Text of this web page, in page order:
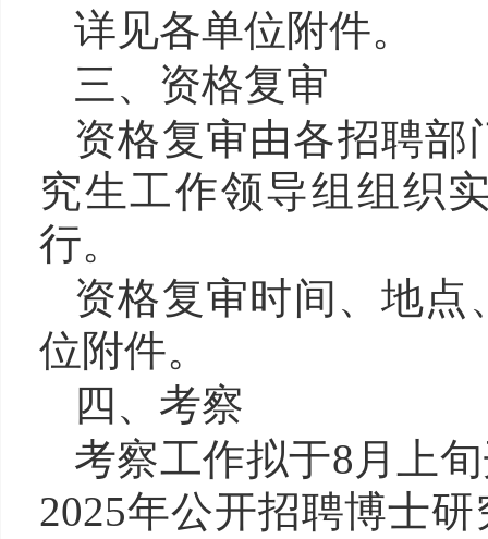
详见各单位附件。
三、资格复审
资格复审由各招聘部
究生工作领导组组织
行。
资格复审时间、地
位附件。
四、考察
考察工作拟于8月上
2025年公开招聘博士